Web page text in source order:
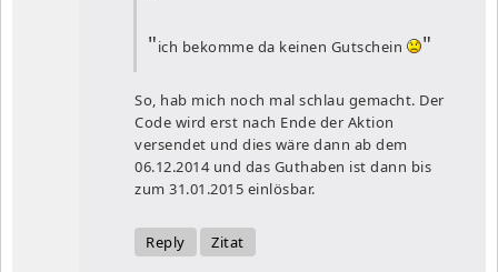
ich bekomme da keinen Gutschein
So, hab mich noch mal schlau gemacht. Der
Code wird erst nach Ende der Aktion
versendet und dies wäre dann ab dem
06.12.2014 und das Guthaben ist dann bis
zum 31.01.2015 einlösbar.
Reply Zitat